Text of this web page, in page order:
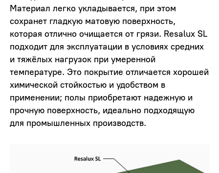
Материал легко укладывается, при этом
сохранет гладкую матовую поверхность,
которая отлично очищается от грязи. Resalux SL
подходит для эксплуатации в условиях средних
и тяжёлых нагрузок при умеренной
температуре. Это покрытие отличается хорошей
химической стойкостью и удобством в
применении; полы приобретают надежную и
прочную поверхность, идеально подходящую
для промышленных производств.